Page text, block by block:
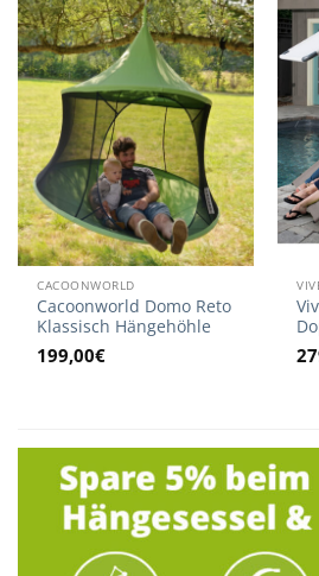
CACOONWORLD
Cacoonworld Domo Reto
Klassisch Hängehöhle
199,00€